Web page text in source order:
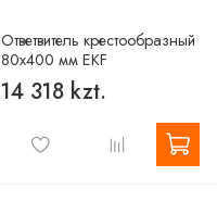
Ответвитель крестообразный
80х400 мм EKF
14 318 kzt.